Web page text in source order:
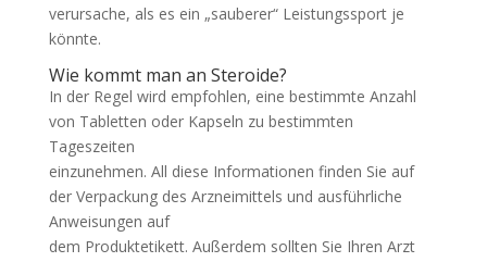
verursache, als es ein „sauberer“ Leistungssport je
könnte.
Wie kommt man an Steroide?
In der Regel wird empfohlen, eine bestimmte Anzahl
von Tabletten oder Kapseln zu bestimmten
Tageszeiten
einzunehmen. All diese Informationen finden Sie auf
der Verpackung des Arzneimittels und ausführliche
Anweisungen auf
dem Produktetikett. Außerdem sollten Sie Ihren Arzt